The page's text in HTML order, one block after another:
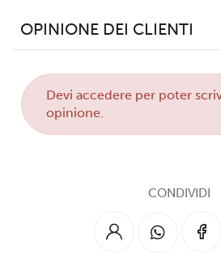
OPINIONE DEI CLIENTI
Deviaccedere per poter
opinione.
CONDIVIDI